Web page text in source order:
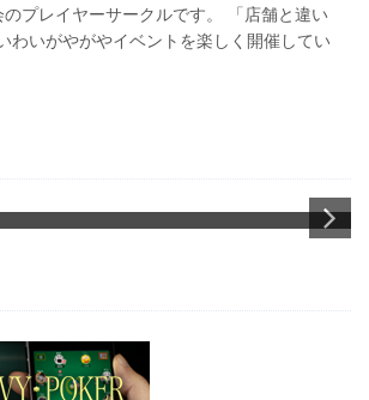
プレイヤーサークルです。 「店舗と違い
わいがやがやイベントを楽しく開催してい